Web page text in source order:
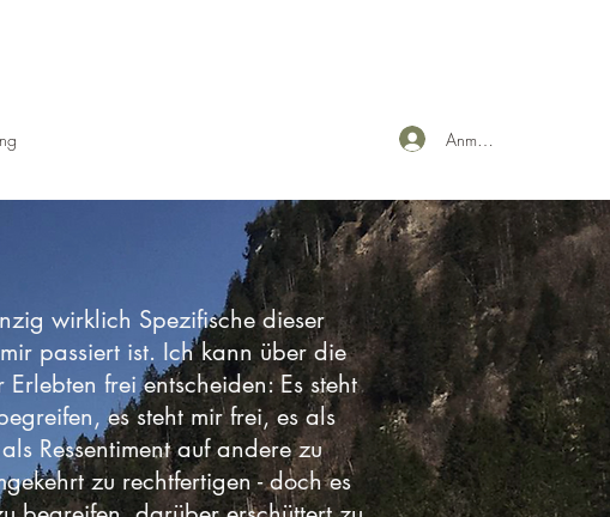
Anmelden
wirklich Spezifische dieser
passiert ist. Ich kann über die
frei entscheiden: Es steht
es steht mir frei, es als
Ressentiment auf andere zu
zu rechtfertigen - doch es